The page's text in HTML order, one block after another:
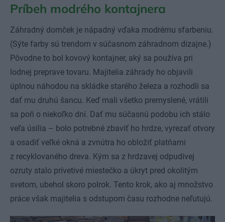
Príbeh modrého kontajnera
Záhradný domček je nápadný vďaka modrému sfarbeniu.
(Sýte farby sú trendom v súčasnom záhradnom dizajne.)
Pôvodne to bol kovový kontajner, aký sa používa pri
lodnej preprave tovaru. Majitelia záhrady ho objavili
úplnou náhodou na skládke starého železa a rozhodli sa
dať mu druhú šancu. Keď mali všetko premyslené, vrátili
sa poň o niekoľko dní. Dať mu súčasnú podobu ich stálo
veľa úsilia – bolo potrebné zbaviť ho hrdze, vyrezať otvory
a osadiť veľké okná a zvnútra ho obložiť platňami
z recyklovaného dreva. Kým sa z hrdzavej odpudivej
ozruty stalo prívetivé miestečko a úkryt pred okolitým
svetom, ubehol skoro polrok. Tento krok, ako aj množstvo
práce však majitelia s odstupom času rozhodne neľutujú.